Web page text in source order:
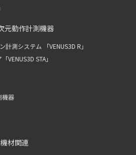
元動作計測機器
測システム 「VENUS3D R」
VENUS3D STA」
機器
材関連